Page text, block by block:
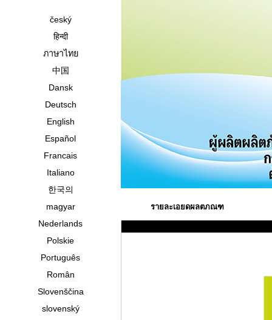
český
हिन्दी
ภาษาไทย
中国
Dansk
Deutsch
English
Español
Francais
Italiano
한국의
magyar
Nederlands
Polskie
Português
Român
Slovenščina
slovenský
รายละเอยดผลตภณฑ